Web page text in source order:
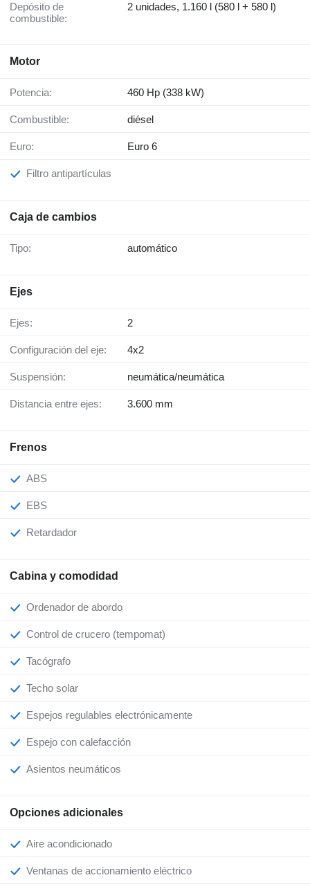
Depósito de
combustible:
2 unidades, 1.160 l (580 l + 580 l)
Motor
Potencia: 460 Hp (338 kW)
Combustible: diésel
Euro: Euro 6
Filtro antipartículas
Caja de cambios
Tipo: automático
Ejes
Ejes: 2
Configuración del eje: 4x2
Suspensión: neumática/neumática
Distancia entre ejes: 3.600 mm
Frenos
ABS
EBS
Retardador
Cabina y comodidad
Ordenador de abordo
Control de crucero (tempomat)
Tacógrafo
Techo solar
Espejos regulables electrónicamente
Espejo con calefacción
Asientos neumáticos
Opciones adicionales
Aire acondicionado
Ventanas de accionamiento eléctrico